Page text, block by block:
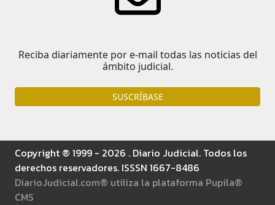
Reciba diariamente por e-mail todas las noticias del
ámbito judicial.
SUSCRÍBASE
Copyright ® 1999 - 2026 . Diario Judicial. Todos los
derechos reservadores. ISSSN 1667-8486
DiarioJudicial.com® utiliza la plataforma Pupila®
CMS